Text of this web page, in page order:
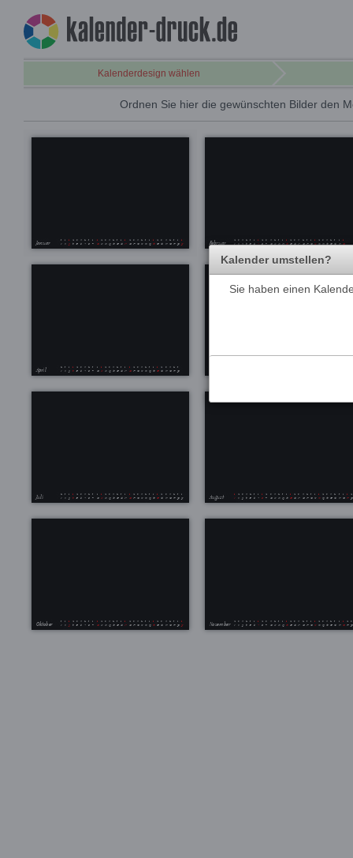
Kalenderdesign wählen
Ordnen Sie hier die gewünschten Bilder den
Kalender umstellen?
Sie haben einen